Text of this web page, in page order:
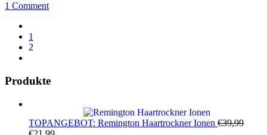
1 Comment
1
2
Produkte
TOPANGEBOT: Remington Haartrockner Ionen €39,99
Ursprünglicher
Aktueller